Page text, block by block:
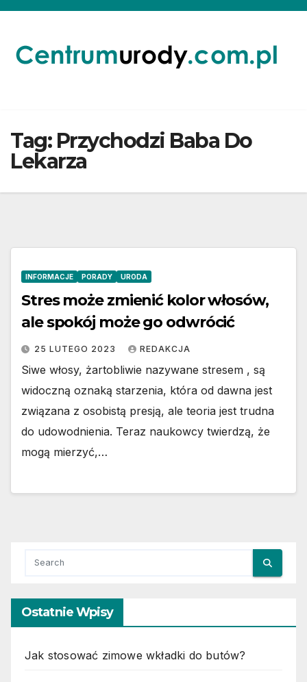
Skip
content
Tag: Przychodzi Baba Do
Lekarza
INFORMACJE PORADY URODA
Stres może zmienić kolor włosów,
ale spokój może go odwrócić
25 LUTEGO 2023 REDAKCJA
Siwe włosy, żartobliwie nazywane stresem , są
widoczną oznaką starzenia, która od dawna jest
związana z osobistą presją, ale teoria jest trudna
do udowodnienia. Teraz naukowcy twierdzą, że
mogą mierzyć,…
Ostatnie Wpisy
Jak stosować zimowe wkładki do butów?